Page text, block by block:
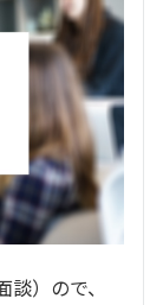
）ので、